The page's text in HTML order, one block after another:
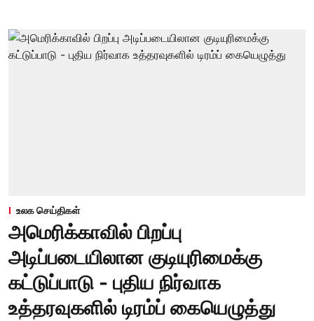
உலக செய்திகள்
அமெரிக்காவில் பிறப்பு
அடிப்படையிலான குடியுரிமைக்கு
கட்டுப்பாடு - புதிய நிர்வாக
உத்தரவுகளில் டிரம்ப் கையெழுத்து